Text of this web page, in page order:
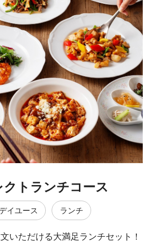
クトランチコース
デイユース ランチ
いただける大満足ランチセット！